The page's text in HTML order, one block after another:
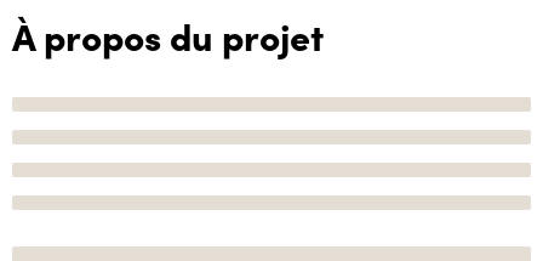
À propos du projet